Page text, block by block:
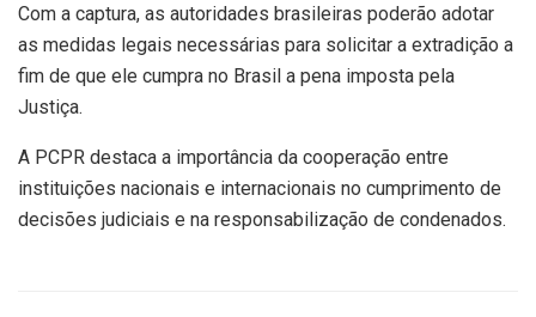
Com a captura, as autoridades brasileiras poderão adotar
as medidas legais necessárias para solicitar a extradição a
fim de que ele cumpra no Brasil a pena imposta pela
Justiça.
A PCPR destaca a importância da cooperação entre
instituições nacionais e internacionais no cumprimento de
decisões judiciais e na responsabilização de condenados.